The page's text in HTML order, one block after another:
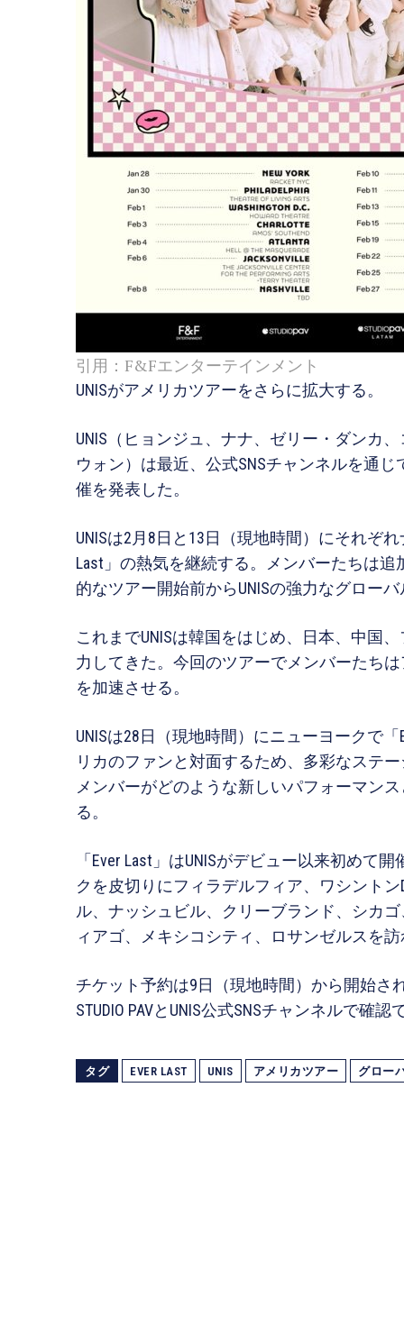
引用：F&Fエンターテインメント
UNISがアメリカツアーをさらに拡大する。
UNIS（ヒョンジュ、ナナ、ゼリー・ダンカ
ウォン）は最近、公式SNSチャンネルを通じ
催を発表した。
UNISは2月8日と13日（現地時間）にそれぞ
Last」の熱気を継続する。メンバーたちは
的なツアー開始前からUNISの強力なグロー
これまでUNISは韓国をはじめ、日本、中国
力してきた。今回のツアーでメンバーたち
を加速させる。
UNISは28日（現地時間）にニューヨークで
リカのファンと対面するため、多彩なステ
メンバーがどのような新しいパフォーマン
る。
「Ever Last」はUNISがデビュー以来初めて
クを皮切りにフィラデルフィア、ワシント
ル、ナッシュビル、クリーブランド、シカ
ィアゴ、メキシコシティ、ロサンゼルスを
チケット予約は9日（現地時間）から開始
STUDIO PAVとUNIS公式SNSチャンネルで確認
タグ EVER LAST UNIS アメリカツアー グロー